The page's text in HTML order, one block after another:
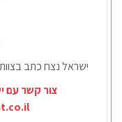
ישראל נצח כתב
צור קשר עם